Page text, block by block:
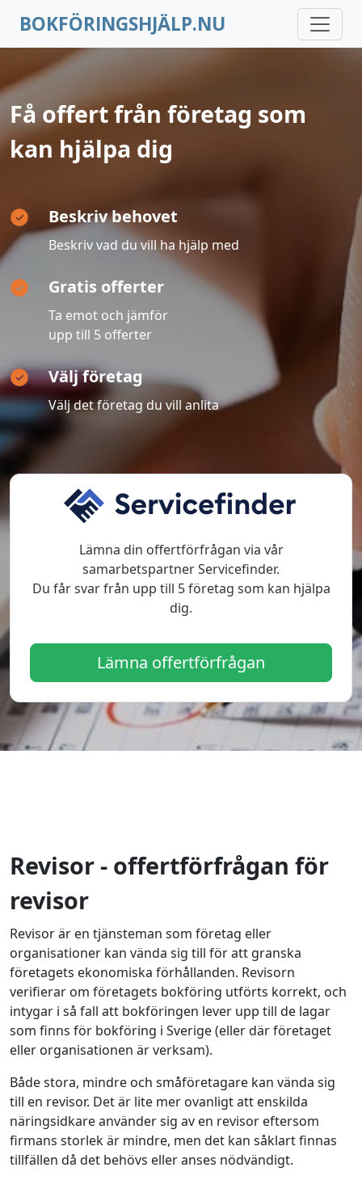
BOKFÖRINGSHJÄLP.NU
Få offert från företag som
kan hjälpa dig
Beskriv behovet
Beskriv vad du vill ha hjälp med
Gratis offerter
Ta emot och jämför
upp till 5 offerter
Välj företag
Välj det företag du vill anlita
Lämna din offertförfrågan via vår
samarbetspartner Servicefinder.
Du får svar från upp till 5 företag som kan hjälpa
dig.
Lämna offertförfrågan
Revisor - offertförfrågan för
revisor
Revisor är en tjänsteman som företag eller
organisationer kan vända sig till för att granska
företagets ekonomiska förhållanden. Revisorn
verifierar om företagets bokföring utförts korrekt, och
intygar i så fall att bokföringen lever upp till de lagar
som finns för bokföring i Sverige (eller där företaget
eller organisationen är verksam).
Både stora, mindre och småföretagare kan vända sig
till en revisor. Det är lite mer ovanligt att enskilda
näringsidkare använder sig av en revisor eftersom
firmans storlek är mindre, men det kan såklart finnas
tillfällen då det behövs eller anses nödvändigt.